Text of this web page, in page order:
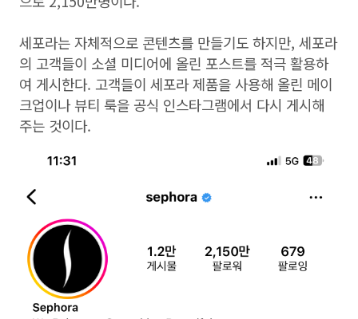
세포라는 자체적으로 콘텐츠를 만들기도 하지만, 세포라
의 고객들이 소셜 미디어에 올린 포스트를 적극 활용하
여 게시한다. 고객들이 세포라 제품을 사용해 올린 메이
크업이나 뷰티 룩을 공식 인스타그램에서 다시 게시해
주는 것이다.